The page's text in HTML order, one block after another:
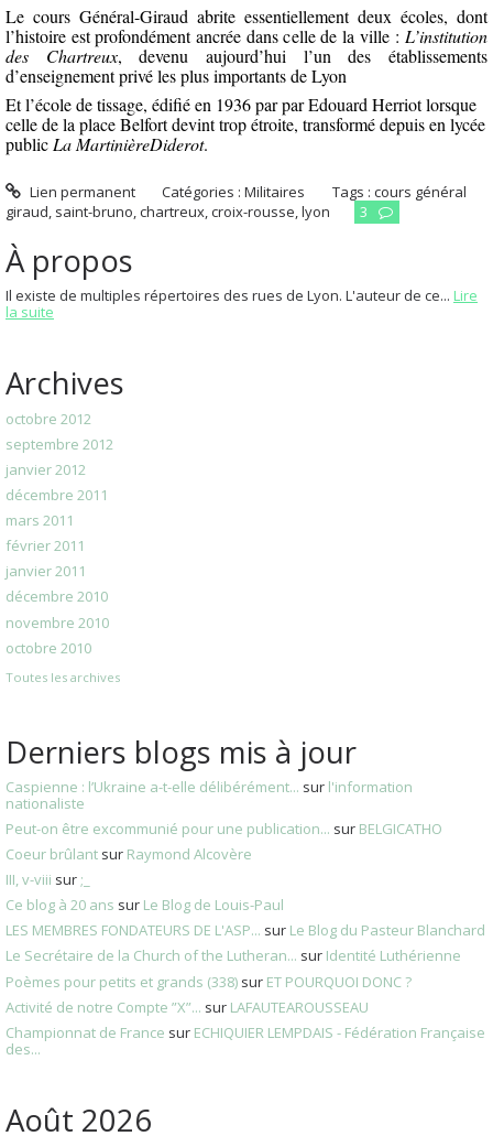
Le cours Général-Giraud abrite essentiellement deux écoles, dont
l’histoire est profondément ancrée dans celle de la ville : L’institution
des Chartreux, devenu aujourd’hui l’un des établissements
d’enseignement privé les plus importants de Lyon
Et l’école de tissage, édifié en 1936 par par Edouard Herriot lorsque
celle de la place Belfort devint trop étroite, transformé depuis en lycée
public La MartinièreDiderot.
Lien permanent Catégories :Militaires Tags :cours général
giraud, saint-bruno,chartreux,croix-rousse,lyon 3
À propos
Il existe de multiples répertoires des rues de Lyon. L'auteur de ce... Lire
la suite
Archives
octobre 2012
septembre 2012
janvier 2012
décembre 2011
mars 2011
février 2011
janvier 2011
décembre 2010
novembre 2010
octobre 2010
Toutes les archives
Derniers blogs mis à jour
Caspienne : l’Ukraine a-t-elle délibérément... sur l'information
nationaliste
Peut-on être excommunié pour une publication... sur BELGICATHO
Coeur brûlant sur Raymond Alcovère
III, v-viii sur ;_
Ce blog à 20 ans sur Le Blog de Louis-Paul
LES MEMBRES FONDATEURS DE L'ASP... sur Le Blog du Pasteur Blanchard
Le Secrétaire de la Church of the Lutheran... sur Identité Luthérienne
Poèmes pour petits et grands (338) sur ET POURQUOI DONC ?
Activité de notre Compte ”X”... sur LAFAUTEAROUSSEAU
Championnat de France sur ECHIQUIER LEMPDAIS - Fédération Française
des...
Août 2026